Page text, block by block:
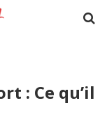
: Ce qu’il